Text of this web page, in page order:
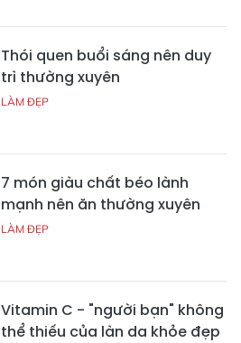
Thói quen buổi sáng nên duy
trì thường xuyên
LÀM ĐẸP
7 món giàu chất béo lành
mạnh nên ăn thường xuyên
LÀM ĐẸP
Vitamin C - "người bạn" không
thể thiếu của làn da khỏe đẹp